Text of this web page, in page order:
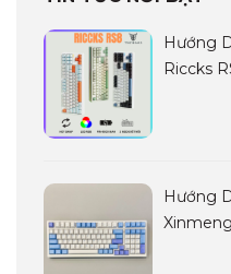
Hướng
Riccks
Hướng